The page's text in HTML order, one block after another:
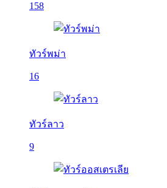
158
ทัวร์พม่า
16
ทัวร์ลาว
9